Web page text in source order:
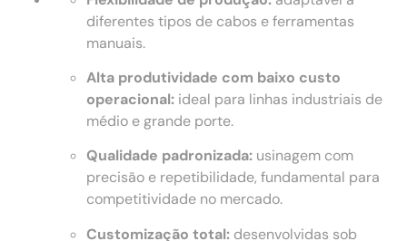
diferentes tipos de cabos e ferramentas
manuais.
Alta produtividade com baixo custo
operacional: ideal para linhas industriais de
médio e grande porte.
Qualidade padronizada: usinagem com
precisão e repetibilidade, fundamental para
competitividade no mercado.
Customização total: desenvolvidas sob